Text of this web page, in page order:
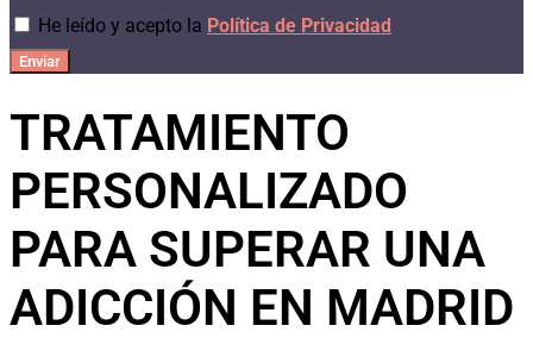
He leído y acepto la Política de Privacidad
Enviar
TRATAMIENTO
PERSONALIZADO
PARA SUPERAR UNA
ADICCIÓN EN MADRID